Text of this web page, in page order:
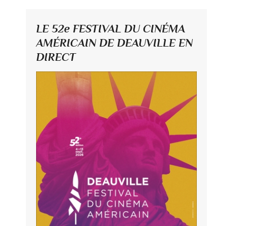
LE 52e FESTIVAL DU CINÉMA
AMÉRICAIN DE DEAUVILLE EN
DIRECT